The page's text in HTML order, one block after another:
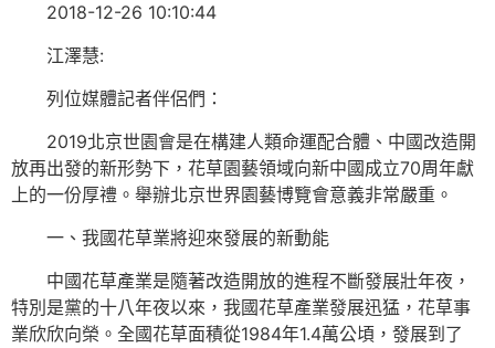
2018-12-26 10:10:44
江澤慧:
列位媒體記者伴侶們：
2019北京世園會是在構建人類命運配合體、中國改造開
放再出發的新形勢下，花草園藝領域向新中國成立70周年獻
上的一份厚禮。舉辦北京世界園藝博覽會意義非常嚴重。
一、我國花草業將迎來發展的新動能
中國花草產業是隨著改造開放的進程不斷發展壯年夜，
特別是黨的十八年夜以來，我國花草產業發展迅猛，花草事
業欣欣向榮。全國花草面積從1984年1.4萬公頃，發展到了